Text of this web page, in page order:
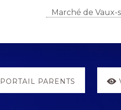
Marché de
PORTAIL PARENTS